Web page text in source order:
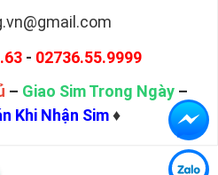
- 02736.55.9999
– Giao Sim Trong Ngày –
Khi Nhận Sim♦